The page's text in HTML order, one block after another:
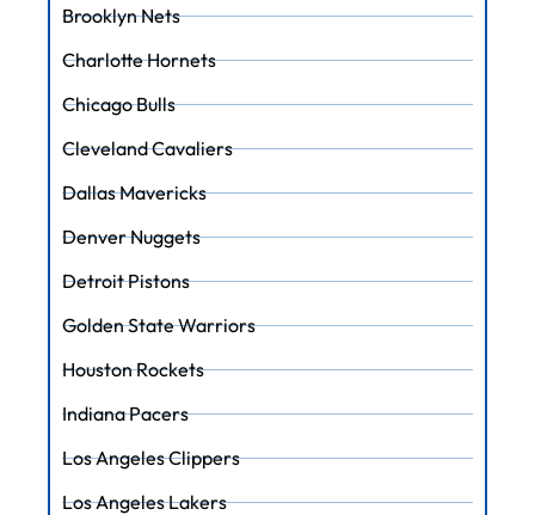
Brooklyn Nets
Charlotte Hornets
Chicago Bulls
Cleveland Cavaliers
Dallas Mavericks
Denver Nuggets
Detroit Pistons
Golden State Warriors
Houston Rockets
Indiana Pacers
Los Angeles Clippers
Los Angeles Lakers